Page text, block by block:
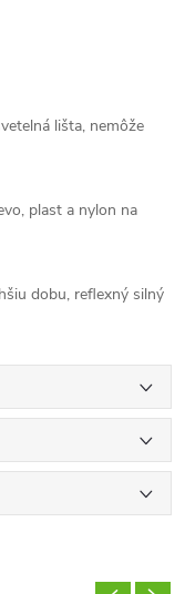
lišta, nemôže
plast a nylon na
dobu, reflexný silný